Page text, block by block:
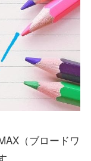
（ブロードワ